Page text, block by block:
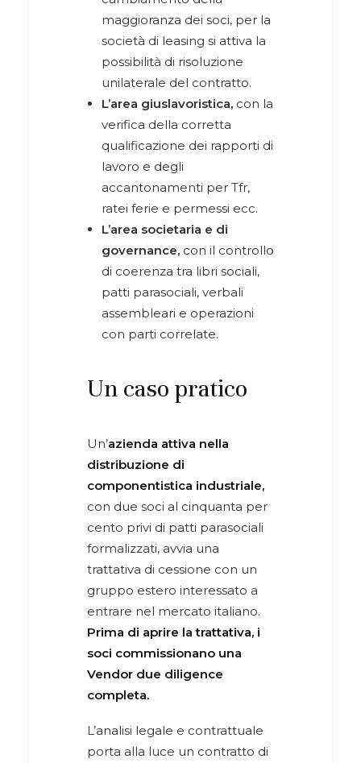
maggioranza dei soci, per la
società di leasing si attiva la
possibilità di risoluzione
unilaterale del contratto.
L’area giuslavoristica, con la
verifica della corretta
qualificazione dei rapporti di
lavoro e degli
accantonamenti per Tfr,
ratei ferie e permessi ecc.
L’area societaria e di
governance, con il controllo
di coerenza tra libri sociali,
patti parasociali, verbali
assembleari e operazioni
con parti correlate.
Un caso pratico
Un’azienda attiva nella
distribuzione di
componentistica industriale,
con due soci al cinquanta per
cento privi di patti parasociali
formalizzati, avvia una
trattativa di cessione con un
gruppo estero interessato a
entrare nel mercato italiano.
Prima di aprire la trattativa, i
soci commissionano una
Vendor due diligence
completa.
L’analisi legale e contrattuale
porta alla luce un contratto di